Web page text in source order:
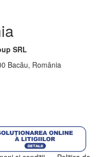
SRL
Bacău, România